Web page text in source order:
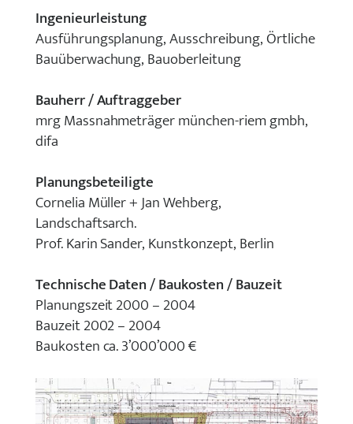
Ingenieurleistung
Ausführungsplanung, Ausschreibung, Örtliche
Bauüberwachung, Bauoberleitung
Bauherr / Auftraggeber
mrg Massnahmeträger münchen-riem gmbh,
difa
Planungsbeteiligte
Cornelia Müller + Jan Wehberg,
Landschaftsarch.
Prof. Karin Sander, Kunstkonzept, Berlin
Technische Daten / Baukosten / Bauzeit
Planungszeit 2000 – 2004
Bauzeit 2002 – 2004
Baukosten ca. 3’000’000 €